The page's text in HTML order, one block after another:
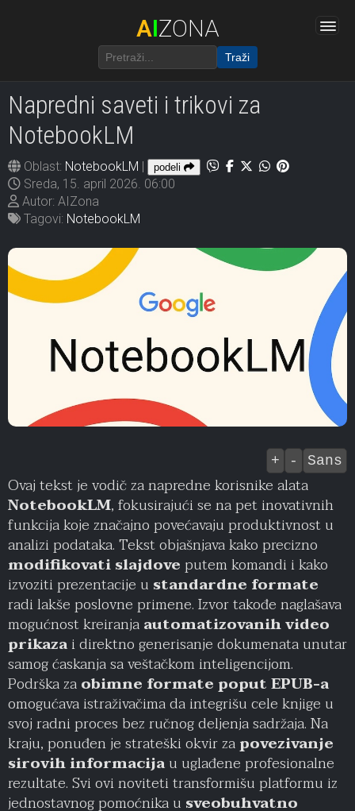
AIZONA
Traži
Napredni saveti i trikovi za
NotebookLM
Oblast: NotebookLM | podeli
Sreda, 15. april 2026. 06:00
Autor: AIZona
Tagovi: NotebookLM
+ - Sans
Ovaj tekst je vodič za napredne korisnike alata
NotebookLM, fokusirajući se na pet inovativnih
funkcija koje značajno povećavaju produktivnost u
analizi podataka. Tekst objašnjava kako precizno
modifikovati slajdove putem komandi i kako
izvoziti prezentacije u standardne formate
radi lakše poslovne primene. Izvor takođe naglašava
mogućnost kreiranjaautomatizovanih video
prikazai direktno generisanje dokumenata unutar
samog ćaskanja sa veštačkom inteligencijom.
Podrška zaobimne formate poput EPUB-a
omogućava istraživačima da integrišu cele knjige u
svoj radni proces bez ručnog deljenja sadržaja. Na
kraju, ponuđen je strateški okvir zapovezivanje
sirovih informacijau uglađene profesionalne
rezultate. Svi ovi noviteti transformišu platformu iz
jednostavnog pomoćnika u sveobuhvatno